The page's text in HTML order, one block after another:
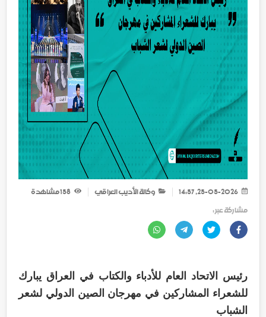
وكالة الأديب العراقي
مشاهدة
مشاركة عبر :
رئيس الاتحاد العام للأدباء والكتاب في العراق يبارك
للشعراء المشاركين في مهرجان الصين الدولي لشعر
الشباب